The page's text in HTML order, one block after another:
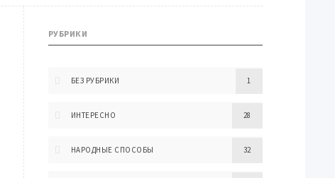
РУБРИКИ
БЕЗ РУБРИКИ 1
ИНТЕРЕСНО 28
НАРОДНЫЕ СПОСОБЫ 32